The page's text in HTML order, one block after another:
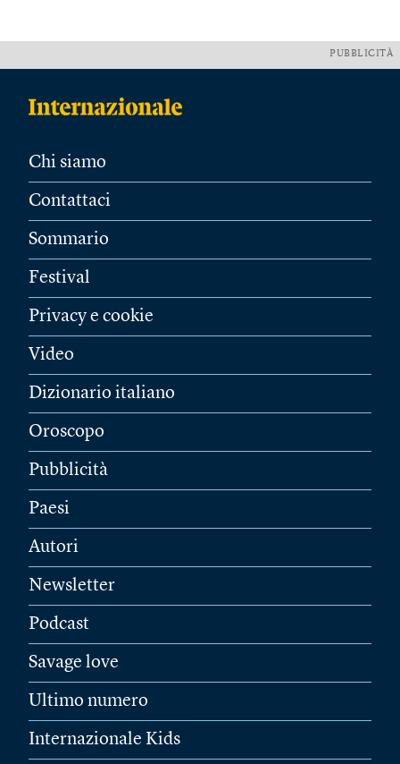
PUBBLICITÀ
Chi siamo
Contattaci
Sommario
Festival
Privacy e cookie
Video
Dizionario italiano
Oroscopo
Pubblicità
Paesi
Autori
Newsletter
Podcast
Savage love
Ultimo numero
Internazionale Kids